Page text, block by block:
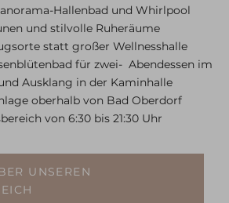
Hallenbad und Whirlpool
und stilvolle Ruheräume
statt großer Wellnesshalle
für zwei- Abendessen im
Ausklang in der Kaminhalle
oberhalb von Bad Oberdorf
von 6:30 bis 21:30 Uhr
UNSEREN